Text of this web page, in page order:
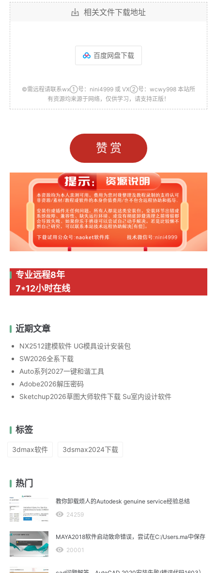
相关文件下载地址
百度网盘下载
©需远程请联系wx①号：nini4999 或 VX②号：wcwy998 本站所
有资源均来源于网络，仅供学习，请支持正版！
赞赏
专业远程8年
7*12小时在线
近期文章
NX2512建模软件 UG模具设计安装包
SW2026全系下载
Auto系列2027一键和谐工具
Adobe2026解压密码
Sketchup2026草图大师软件下载 Su室内设计软件
标签
3dmax软件 3dsmax2024下载
热门
教你卸载烦人的Autodesk genuine service经验总结
24259
MAYA2018软件启动致命错误，尝试在C:/Users.ma中保存
20001